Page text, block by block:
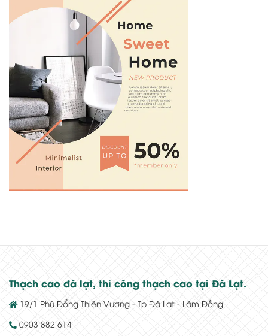
Thạch cao đà lạt, thi công thạch cao tại Đà Lạt.
19/1 Phù Đổng Thiên Vương - Tp Đà Lạt - Lâm Đồng
0903 882 614